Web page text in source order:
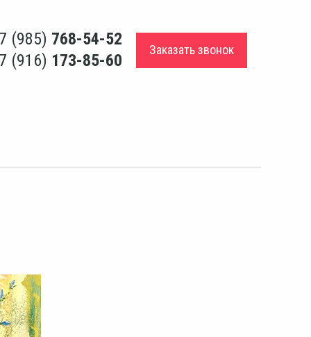
(985) 768-54-52
(916) 173-85-60
Заказать звонок